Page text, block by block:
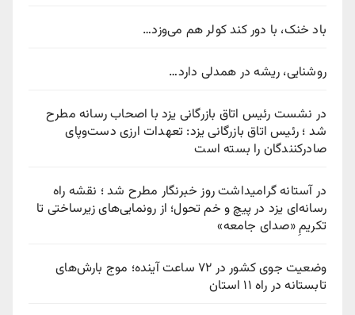
باد خنک، با دور کند کولر هم می‌وزد…
روشنایی، ریشه در همدلی دارد…
در نشست رئیس اتاق بازرگانی یزد با اصحاب رسانه مطرح
شد ؛ رئیس اتاق بازرگانی یزد: تعهدات ارزی دست‌وپای
صادرکنندگان را بسته است
در آستانه گرامیداشت روز خبرنگار مطرح شد ؛ نقشه راه
رسانه‌ای یزد در پیچ‌ و خم تحول؛ از رونمایی‌های زیرساختی تا
تکریمِ «صدای جامعه»
وضعیت جوی کشور در ۷۲ ساعت آینده؛ موج بارش‌های
تابستانه در راه ۱۱ استان